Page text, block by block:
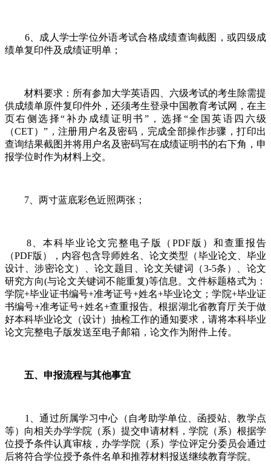
6、成人学士学位外语考试合格成绩查询截图，或四级成
绩单复印件及成绩证明单；
材料要求：所有参加大学英语四、六级考试的考生除需提
供成绩单原件复印件外，还须考生登录中国教育考试网，在主
页右侧选择“补办成绩证明书”，选择“全国英语四六级
（CET）”，注册用户名及密码，完成全部操作步骤，打印出
查询结果截图并将用户名及密码写在成绩证明书的右下角，申
报学位时作为材料上交。
7、两寸蓝底彩色近照两张；
8、本科毕业论文完整电子版（PDF版）和查重报告
（PDF版），内容包含导师姓名、论文类型（毕业论文、毕业
设计、涉密论文）、论文题目、论文关键词（3-5条）、论文
研究方向(与论文关键词不能重复)等信息。文件标题格式为：
学院+毕业证书编号+准考证号+姓名+毕业论文；学院+毕业证
书编号+准考证号+姓名+查重报告。根据湖北省教育厅关于做
好本科毕业论文（设计）抽检工作的通知要求，请将本科毕业
论文完整电子版发送至电子邮箱，论文作为附件上传。
五、申报流程与其他事宜
1、通过所属学习中心（自考助学单位、函授站、教学点
等）向相关办学学院（系）提交申请材料，学院（系）根据学
位授予条件认真审核，办学学院（系）学位评定分委员会通过
后将符合学位授予条件名单和推荐材料报送继续教育学院。